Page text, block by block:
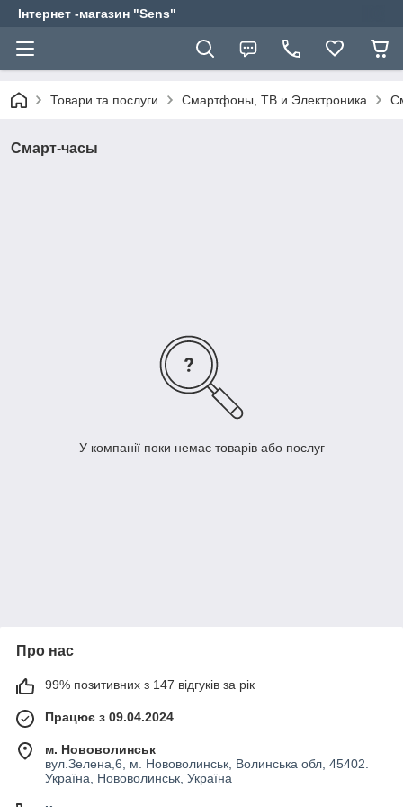
Інтернет -магазин "Sens"
Товари та послуги Смартфоны, ТВ и Электроника
Смарт-часы
У компанії поки немає товарів або послуг
Про нас
99% позитивних з 147 відгуків за рік
Працює з 09.04.2024
м. Нововолинськ
вул.Зелена,6, м. Нововолинськ, Волинська обл, 45402.
Україна, Нововолинськ, Україна